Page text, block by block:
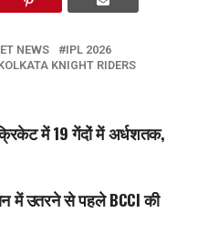
NEWS
IPL 2026
KNIGHT RIDERS
में 19 गेंदों में अर्धशतक,
में उतरने से पहले BCCI की